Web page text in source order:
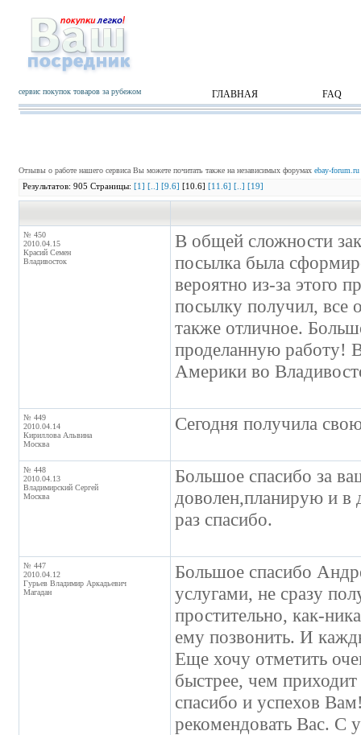
сервис покупок товаров за рубежом FAQ
ГЛАВНАЯ
Отзывы о работе нашего сервиса Вы можете почитать также на независимых форумах ebay-forum.ru
Результатов: 905 Страницы: [1] [..] [9.6] [10.6] [11.6] [..] [19]
№ 450
2010.04.15
Красий Семен
Владивосток
В общей сложности
посылка была
вероятно из-за этого
посылку получил, все
также отличное.
проделанную работу!
Америки во
№ 449
2010.04.14
Кириллова Альвина
Москва
Сегодня получила
№ 448
2010.04.13
Владимирский Сергей
Москва
Большое спасибо за
доволен,планирую и в
раз спасибо.
№ 447
2010.04.12
Гурьев Владимир Аркадьевич
Магадан
Большое спасибо
услугами, не сразу
простительно, как-
ему позвонить. И
Еще хочу отметить
быстрее, чем
спасибо и успехов
рекомендовать Вас. С